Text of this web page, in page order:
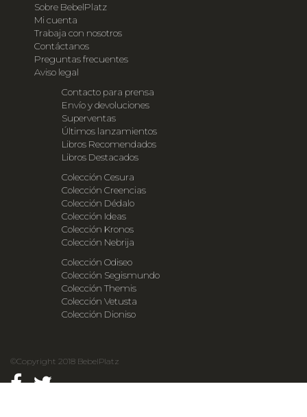
Sobre BebelPlatz
Mi cuenta
Trabaja con nosotros
Contáctanos
Preguntas frecuentes
Aviso legal
Contacto para prensa
Envío y devoluciones
Superventas
Últimos lanzamientos
Libros Recomendados
Libros Destacados
Colección Cesura
Colección Creencias
Colección Dédalo
Colección Ideas
Colección Kronos
Colección Nebrija
Colección Odiseo
Colección Segismundo
Colección Themis
Colección Vetusta
Colección Dioniso
©Copyright 2018 BebelPlatz